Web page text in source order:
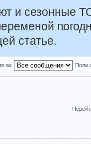
и сезонные
статье.
за: Поле